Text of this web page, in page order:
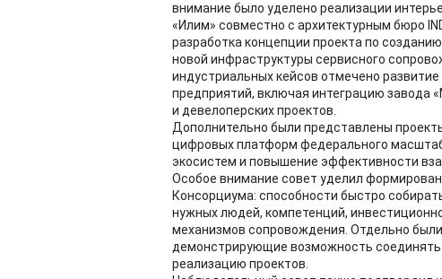
внимание было уделено реализации
«Илим» совместно с архитектурным бюро
разработка концепции проекта по
новой инфраструктуры сервисного
индустриальных кейсов отмечено
предприятий, включая интеграцию завода
и девелоперских проектов.
Дополнительно были представлены
цифровых платформ федерального
экосистем и повышение эффективности
Особое внимание совет уделил
Консорциума: способности быстро
нужных людей, компетенций,
механизмов сопровождения. Отдельно
демонстрирующие возможность соединять
реализацию проектов.